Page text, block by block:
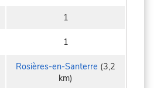
1
1
Rosières-en-Santerre (3,2
km)